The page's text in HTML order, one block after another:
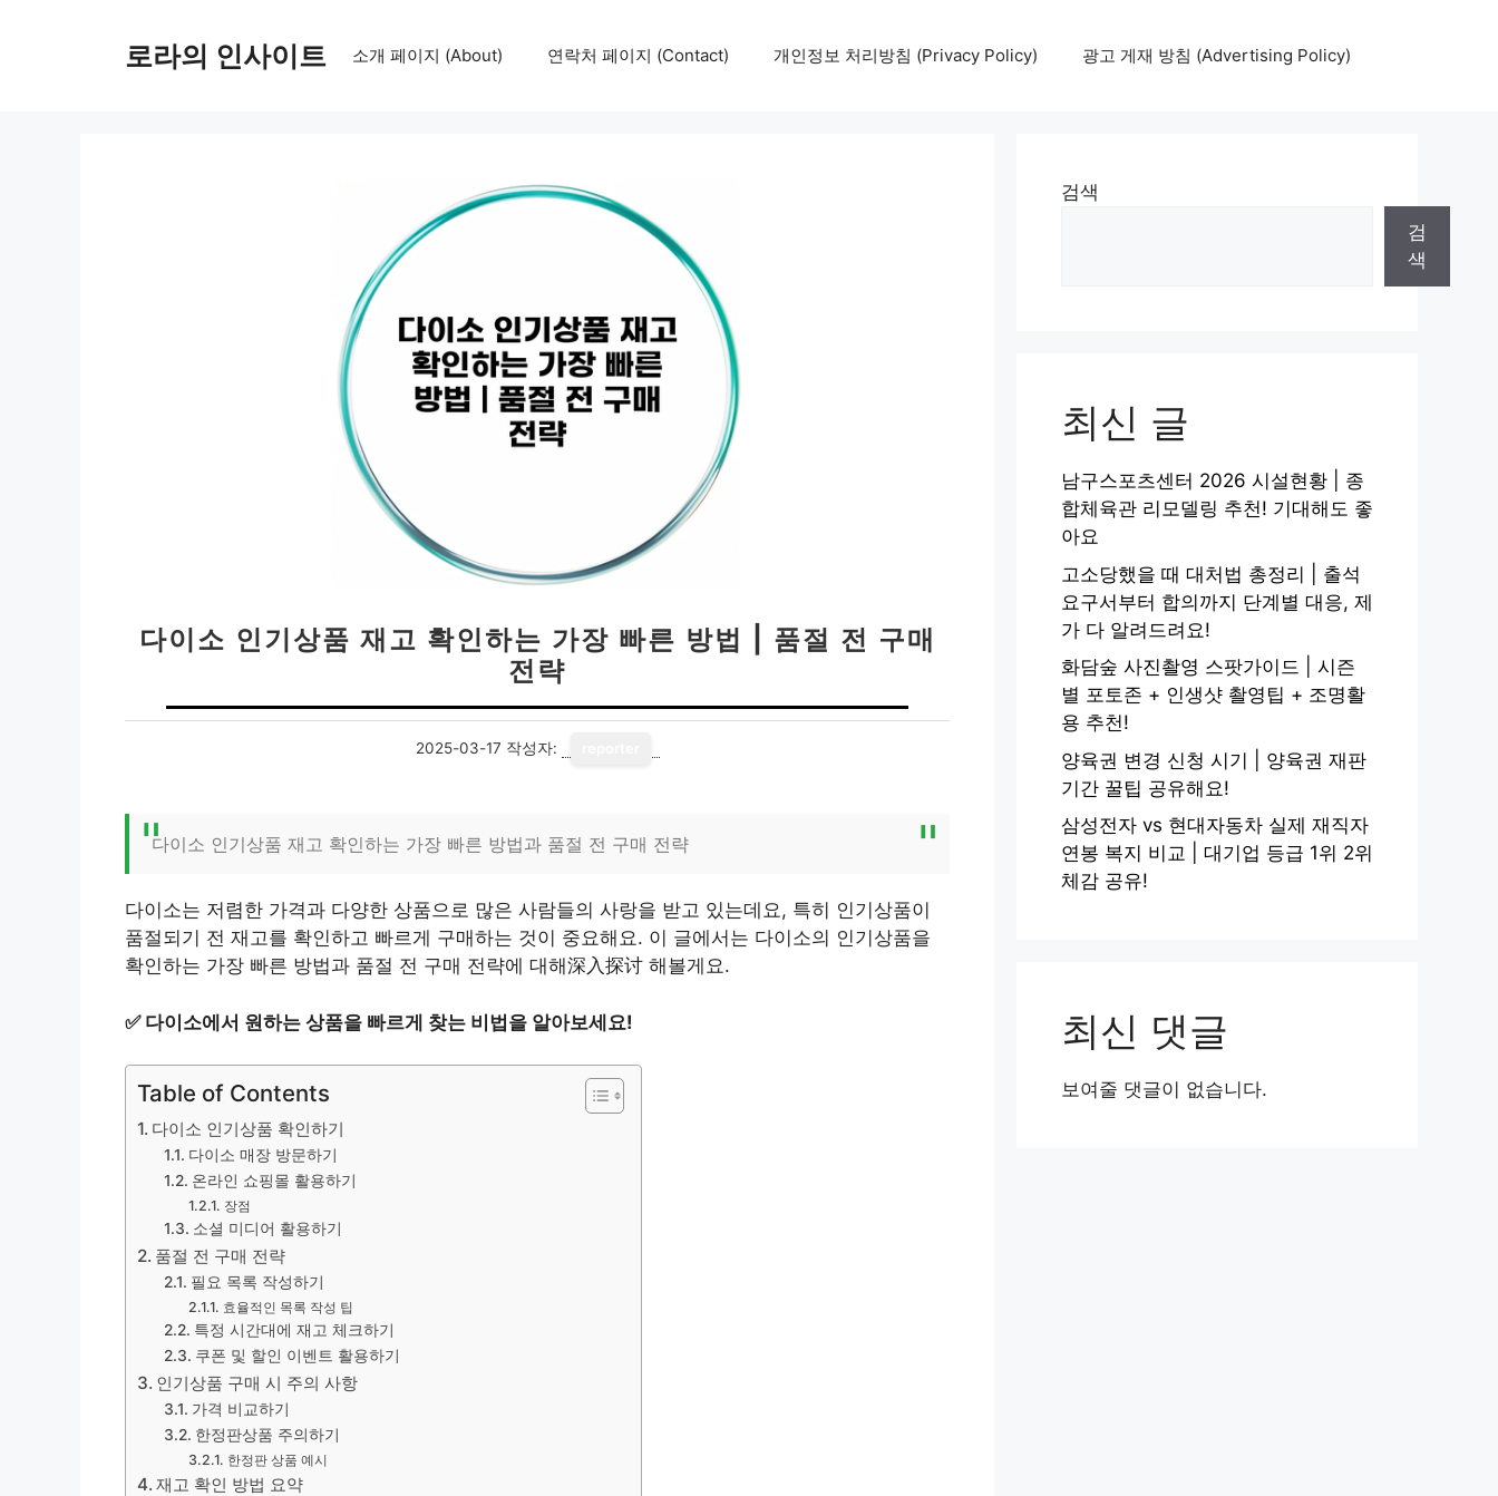
로라의 인사이트 소개 페이지 (About) 연락처 페이지 (Contact) 개인정보 처리방침 (Privacy Policy) 광고 게재 방침 (Advertising Policy)
다이소 인기상품 재고 확인하는 가장 빠른 방법 | 품절 전 구매
전략
2025-03-17 작성자:
다이소 인기상품 재고 확인하는 가장 빠른 방법과 품절 전 구매 전략
다이소는 저렴한 가격과 다양한 상품으로 많은 사람들의 사랑을 받고 있는데요, 특히 인기상품이
품절되기 전 재고를 확인하고 빠르게 구매하는 것이 중요해요. 이 글에서는 다이소의 인기상품을
확인하는 가장 빠른 방법과 품절 전 구매 전략에 대해深入探讨 해볼게요.
✅ 다이소에서 원하는 상품을 빠르게 찾는 비법을 알아보세요!
Table of Contents
다이소 인기상품 확인하기
다이소 매장 방문하기
온라인 쇼핑몰 활용하기
장점
소셜 미디어 활용하기
품절 전 구매 전략
필요 목록 작성하기
효율적인 목록 작성 팁
특정 시간대에 재고 체크하기
쿠폰 및 할인 이벤트 활용하기
인기상품 구매 시 주의 사항
가격 비교하기
한정판상품 주의하기
한정판 상품 예시
재고 확인 방법 요약
검색
검
색
최신 글
남구스포츠센터 2026 시설현황 | 종
합체육관 리모델링 추천! 기대해도 좋
아요
고소당했을 때 대처법 총정리 | 출석
요구서부터 합의까지 단계별 대응, 제
가 다 알려드려요!
화담숲 사진촬영 스팟가이드 | 시즌
별 포토존 + 인생샷 촬영팁 + 조명활
용 추천!
양육권 변경 신청 시기 | 양육권 재판
기간 꿀팁 공유해요!
삼성전자 vs 현대자동차 실제 재직자
연봉 복지 비교 | 대기업 등급 1위 2위
체감 공유!
최신 댓글
보여줄 댓글이 없습니다.